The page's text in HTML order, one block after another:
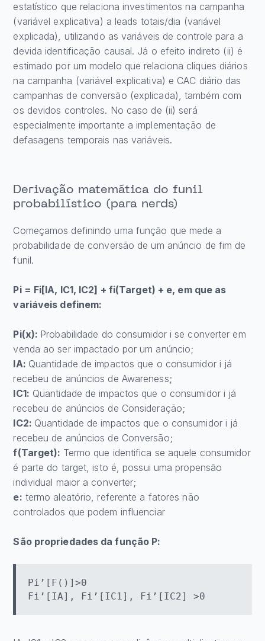
estatístico que relaciona investimentos na campanha
(variável explicativa) a leads totais/dia (variável
explicada), utilizando as variáveis de controle para a
devida identificação causal. Já o efeito indireto (ii) é
estimado por um modelo que relaciona cliques diários
na campanha (variável explicativa) e CAC diário das
campanhas de conversão (explicada), também com
os devidos controles. No caso de (ii) será
especialmente importante a implementação de
defasagens temporais nas variáveis.
Derivação matemática do funil
probabilístico (para nerds)
Começamos definindo uma função que mede a
probabilidade de conversão de um anúncio de fim de
funil.
Pi = Fi[IA, IC1, IC2] + fi(Target) + e, em que as
variáveis definem:
Pi(x): Probabilidade do consumidor i se converter em
venda ao ser impactado por um anúncio;
IA: Quantidade de impactos que o consumidor i já
recebeu de anúncios de Awareness;
IC1: Quantidade de impactos que o consumidor i já
recebeu de anúncios de Consideração;
IC2: Quantidade de impactos que o consumidor i já
recebeu de anúncios de Conversão;
f(Target): Termo que identifica se aquele consumidor
é parte do target, isto é, possui uma propensão
individual maior a converter;
e: termo aleatório, referente a fatores não
controlados que podem influenciar
São propriedades da função P:
Pi’[F()]>0
Fi’[IA], Fi’[IC1], Fi’[IC2] >0